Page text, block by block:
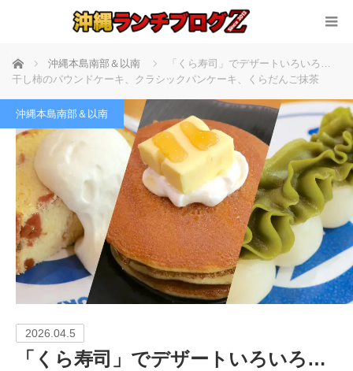
ホーム 沖縄本島南部＆以南
「くら寿司」でデザートいろいろ…
干し柿のパウンドケーキ、クラシックパンケーキ、くらだんご抹茶
沖縄本島南部＆以南
2026.04.5
「くら寿司」でデザートいろいろ…